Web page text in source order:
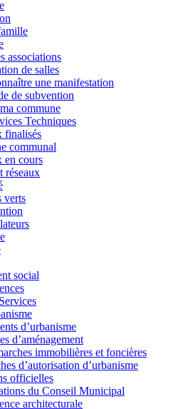
associations
de salles
une manifestation
de subvention
commune
Techniques
finalisés
communal
en cours
réseaux
verts
social
d’urbanisme
d’aménagement
immobilières et foncières
d’autorisation d’urbanisme
officielles
du Conseil Municipal
architecturale